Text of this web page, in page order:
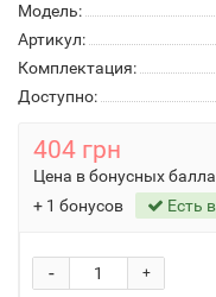
Модель:
Артикул:
Комплектация:
Доступно:
404 грн
Цена в бонусных
+ 1 бонусов
Есть
+
-